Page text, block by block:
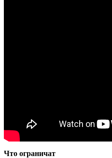
Что ограничат